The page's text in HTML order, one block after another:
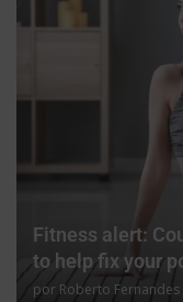
Fitness alert:
to help fix your
por Roberto Fernandes